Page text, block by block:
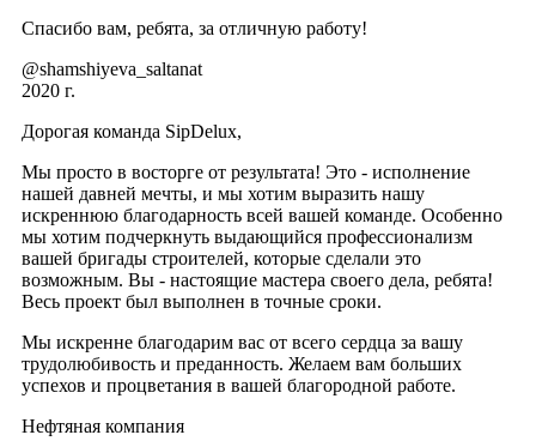
Спасибо вам, ребята, за отличную работу!
@shamshiyeva_saltanat
2020 г.
Дорогая команда SipDelux,
Мы просто в восторге от результата! Это - исполнение
нашей давней мечты, и мы хотим выразить нашу
искреннюю благодарность всей вашей команде. Особенно
мы хотим подчеркнуть выдающийся профессионализм
вашей бригады строителей, которые сделали это
возможным. Вы - настоящие мастера своего дела, ребята!
Весь проект был выполнен в точные сроки.
Мы искренне благодарим вас от всего сердца за вашу
трудолюбивость и преданность. Желаем вам больших
успехов и процветания в вашей благородной работе.
Нефтяная компания